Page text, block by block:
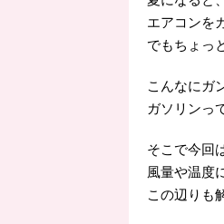
エアコンを
でもちょっ
こんなにガ
ガソリンっ
そこで今回
風量や温度
この辺りも